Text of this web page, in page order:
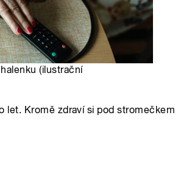
(ilustrační
let. Kromě zdraví si pod stromečkem